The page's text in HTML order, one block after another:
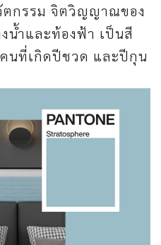
ตกรรม จิตวิญญาณของ
น้ำและท้องฟ้า เป็นสี
นที่เกิดปีชวด และปีกุน